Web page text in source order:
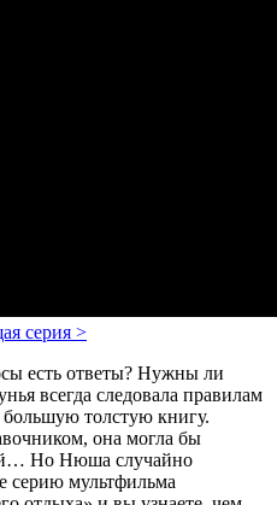
серия >
есть ответы? Нужны ли
всегда следовала правилам
большую толстую книгу.
она могла бы
Но Нюша случайно
серию мультфильма